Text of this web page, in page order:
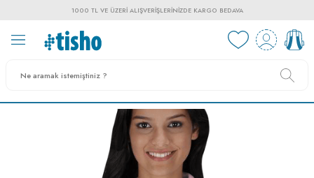
1000 TL VE ÜZERI ALIŞVERIŞLERINIZDE KARGO BEDAVA